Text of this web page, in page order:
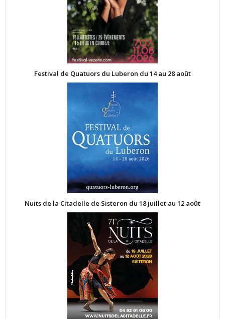
Festival de Quatuors du Luberon du 14 au 28 août
Nuits de la Citadelle de Sisteron du 18 juillet au 12 août